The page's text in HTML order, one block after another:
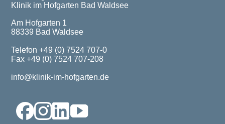
Klinik im Hofgarten Bad Waldsee
Am Hofgarten 1
88339 Bad Waldsee
Telefon +49 (0) 7524 707-0
Fax +49 (0) 7524 707-208
info@klinik-im-hofgarten.de